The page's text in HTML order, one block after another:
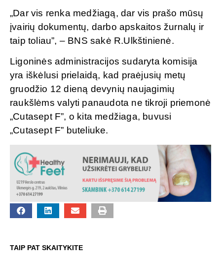
„Dar vis renka medžiagą, dar vis prašo mūsų
įvairių dokumentų, darbo apskaitos žurnalų ir
taip toliau”, – BNS sakė R.Ulkštinienė.
Ligoninės administracijos sudaryta komisija
yra iškėlusi prielaidą, kad praėjusių metų
gruodžio 12 dieną devynių naujagimių
raukšlėms valyti panaudota ne tikroji priemonė
„Cutasept F”, o kita medžiaga, buvusi
„Cutasept F” buteliuke.
TAIP PAT SKAITYKITE